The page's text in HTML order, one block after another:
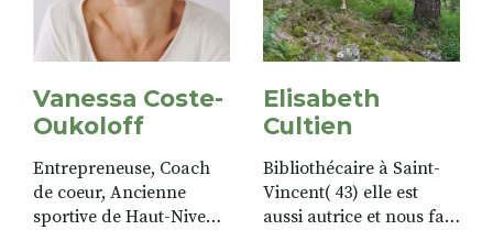
Vanessa Coste-
Oukoloff
Entrepreneuse, Coach
de coeur, Ancienne
sportive de Haut-Niveau
Elisabeth
Cultien
Bibliothécaire à Saint-
Vincent( 43) elle est
aussi autrice et nous fait